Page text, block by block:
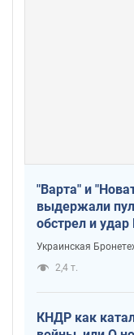
"Варта" и
выдержали
обстрел и удар
дрона,
Украинская
2,4 т.
КНДР как